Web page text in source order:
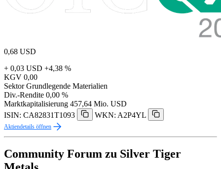
0,68 USD
+ 0,03 USD +4,38 %
KGV 0,00
Sektor Grundlegende Materialien
Div.-Rendite 0,00 %
Marktkapitalisierung 457,64 Mio. USD
ISIN: CA82831T1093
WKN: A2P4YL
Aktiendetails öffnen
Community Forum zu Silver Tiger